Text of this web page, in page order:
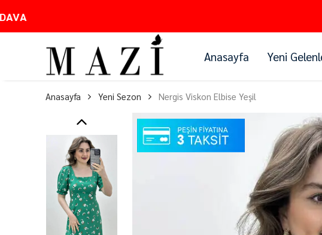
Anasayfa Yeni
Anasayfa Yeni Sezon Nergis Viskon Elbise Yeşil